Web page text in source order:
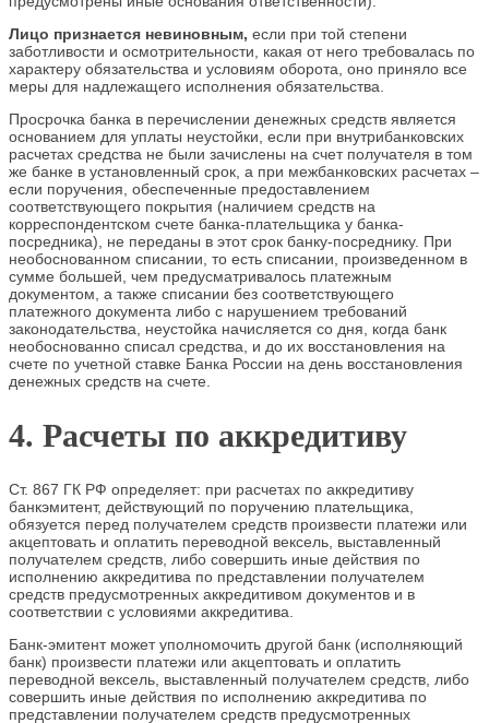
Лицо признается невиновным, если при той степени
заботливости и осмотрительности, какая от него требовалась по
характеру обязательства и условиям оборота, оно приняло все
меры для надлежащего исполнения обязательства.
Просрочка банка в перечислении денежных средств является
основанием для уплаты неустойки, если при внутрибанковских
расчетах средства не были зачислены на счет получателя в том
же банке в установленный срок, а при межбанковских расчетах –
если поручения, обеспеченные предоставлением
соответствующего покрытия (наличием средств на
корреспондентском счете банка-плательщика у банка-
посредника), не переданы в этот срок банку-посреднику. При
необоснованном списании, то есть списании, произведенном в
сумме большей, чем предусматривалось платежным
документом, а также списании без соответствующего
платежного документа либо с нарушением требований
законодательства, неустойка начисляется со дня, когда банк
необоснованно списал средства, и до их восстановления на
счете по учетной ставке Банка России на день восстановления
денежных средств на счете.
4. Расчеты по аккредитиву
Ст. 867 ГК РФ определяет: при расчетах по аккредитиву
банкэмитент, действующий по поручению плательщика,
обязуется перед получателем средств произвести платежи или
акцептовать и оплатить переводной вексель, выставленный
получателем средств, либо совершить иные действия по
исполнению аккредитива по представлении получателем
средств предусмотренных аккредитивом документов и в
соответствии с условиями аккредитива.
Банк-эмитент может уполномочить другой банк (исполняющий
банк) произвести платежи или акцептовать и оплатить
переводной вексель, выставленный получателем средств, либо
совершить иные действия по исполнению аккредитива по
представлении получателем средств предусмотренных